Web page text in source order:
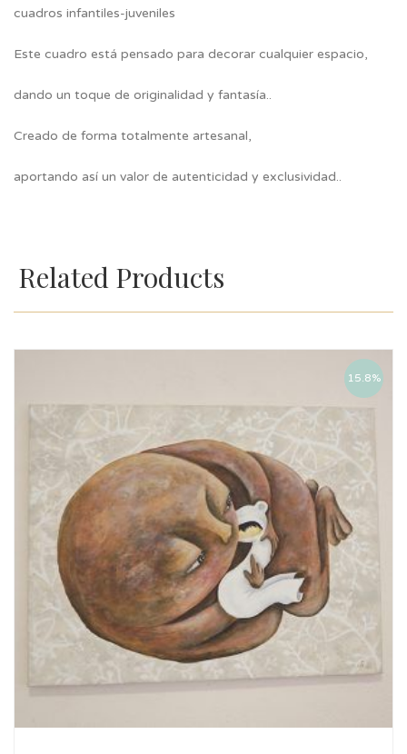
cuadros infantiles-juveniles
Este cuadro está pensado para decorar cualquier espacio,
dando un toque de originalidad y fantasía..
Creado de forma totalmente artesanal,
aportando así un valor de autenticidad y exclusividad..
Related Products
15.8%